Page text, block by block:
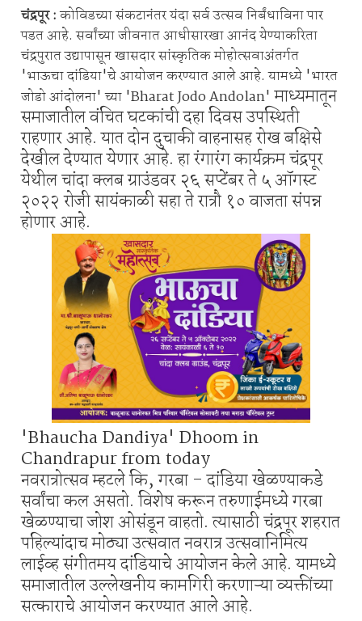
चंद्रपूर :कोविडच्या संकटानंतर यंदा सर्व उत्सव निर्बंधाविना पार
पडत आहे. सर्वांच्या जीवनात आधीसारखा आनंद येण्याकरिता
चंद्रपुरात उद्यापासून खासदार सांस्कृतिक मोहोत्सवाअंतर्गत
'भाऊचा दांडिया'चे आयोजन करण्यात आले आहे. यामध्ये 'भारत
जोडो आंदोलना' च्या 'Bharat Jodo Andolan' माध्यमातून
समाजातील वंचित घटकांची दहा दिवस उपस्थिती
राहणार आहे. यात दोन दुचाकी वाहनासह रोख बक्षिसे
देखील देण्यात येणार आहे. हा रंगारंग कार्यक्रम चंद्रपूर
येथील चांदा क्लब ग्राउंडवर २६ सप्टेंबर ते ५ ऑगस्ट
२०२२ रोजी सायंकाळी सहा ते रात्रौ १० वाजता संपन्न
होणार आहे.
'Bhaucha Dandiya' Dhoom in
Chandrapur from today
नवरात्रोत्सव म्हटले कि, गरबा - दांडिया खेळण्याकडे
सर्वांचा कल असतो. विशेष करून तरुणाईमध्ये गरबा
खेळण्याचा जोश ओसंडून वाहतो. त्यासाठी चंद्रपूर शहरात
पहिल्यांदाच मोठ्या उत्सवात नवरात्र उत्सवानिमित्य
लाईव्ह संगीतमय दांडियाचे आयोजन केले आहे. यामध्ये
समाजातील उल्लेखनीय कामगिरी करणाऱ्या व्यक्तींच्या
सत्काराचे आयोजन करण्यात आले आहे.